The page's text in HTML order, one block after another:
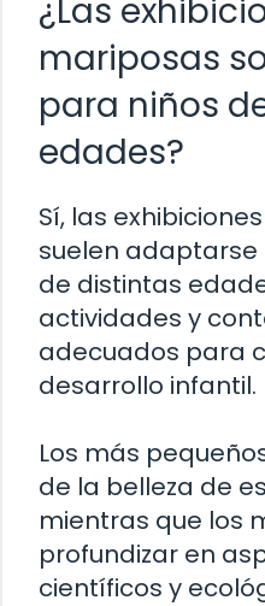
¿Las
mariposas
para niños
edades?
Sí, las
suelen adaptarse
de distintas
actividades y
adecuados para
desarrollo infantil.
Los más
de la belleza de
mientras que los
profundizar en
científicos y